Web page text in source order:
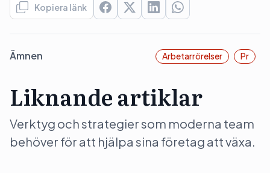
Kopiera länk
Ämnen Arbetarrörelser Pr
Liknande artiklar
Verktyg och strategier som moderna team
behöver för att hjälpa sina företag att växa.